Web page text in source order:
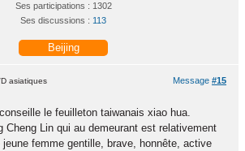
Ses participations : 1302
Ses discussions : 113
Beijing
Message #15
asiatiques
le feuilleton taiwanais xiao hua.
Cheng Lin qui au demeurant est relativement
femme gentille, brave, honnête, active